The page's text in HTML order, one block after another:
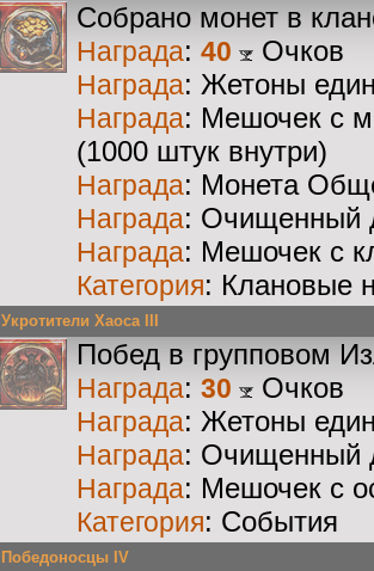
Собрано монет в
Награда: 40 Очков
Награда: Жетоны
Награда: Мешочек с
(1000 штук внутри)
Награда: Монета
Награда: Очищенный
Награда: Мешочек с
Категория: Клановые
Укротители Хаоса III
Побед в групповом
Награда: 30 Очков
Награда: Жетоны
Награда: Очищенный
Награда: Мешочек с
Категория: События
Победоносцы IV